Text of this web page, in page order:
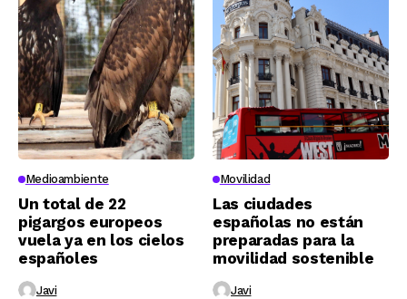
Medioambiente
Un total de 22
pigargos europeos
vuela ya en los cielos
españoles
Javi
Movilidad
Las ciudades
españolas no están
preparadas para la
movilidad sostenible
Javi